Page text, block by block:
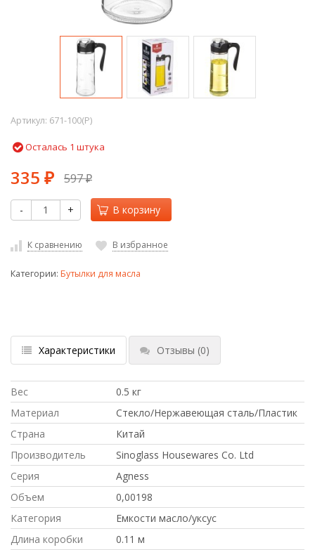
Артикул: 671-100(P)
Осталась 1 штука
335 ₽ 597₽
- + В корзину
К сравнению В избранное
Категории: Бутылки для масла
Характеристики Отзывы (0)
Вес
0.5 кг
Материал
Стекло/Нержавеющая сталь/Пластик
Страна
Китай
Производитель
Sinoglass Housewares Co. Ltd
Серия
Agness
Объем
0,00198
Категория
Емкости масло/уксус
Длина коробки
0.11 м